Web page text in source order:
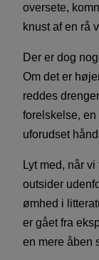
oversete,
knust af en rå
Der er dog
Om det er
reddes
forelskelse,
uforudset
Lyt med, når
outsider
ømhed i
er gået fra
en mere åben